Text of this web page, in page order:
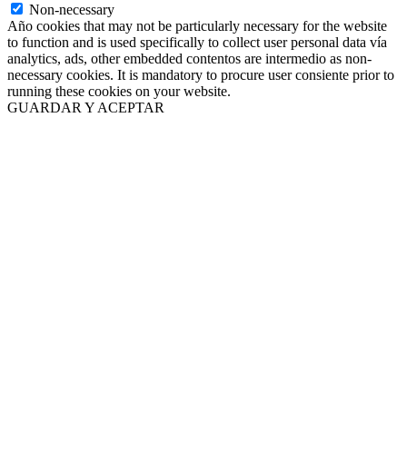
Non-necessary
Año cookies that may not be particularly necessary for the website
to function and is used specifically to collect user personal data vía
analytics, ads, other embedded contentos are intermedio as non-
necessary cookies. It is mandatory to procure user consiente prior to
running these cookies on your website.
GUARDAR Y ACEPTAR